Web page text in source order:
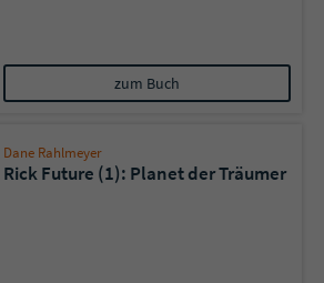
zum Buch
Dane Rahlmeyer
Rick Future (1): Planet der Träumer